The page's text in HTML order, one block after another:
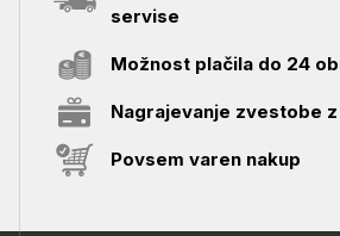
servise
Možnost plačila do 24
Nagrajevanje zvestobe
Povsem varen nakup